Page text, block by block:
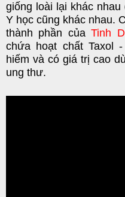
giống loài lại khác
Y học cũng khác nhau.
thành phần củaTinh
chứa hoạt chất Taxol
hiếm và có giá trị cao
ung thư.